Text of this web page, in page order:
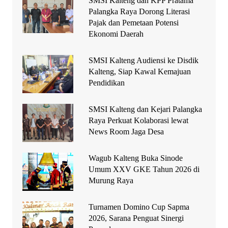
Palangka Raya Dorong Literasi
Pajak dan Pemetaan Potensi
Ekonomi Daerah
SMSI Kalteng Audiensi ke Disdik
Kalteng, Siap Kawal Kemajuan
Pendidikan
SMSI Kalteng dan Kejari Palangka
Raya Perkuat Kolaborasi lewat
News Room Jaga Desa
Wagub Kalteng Buka Sinode
Umum XXV GKE Tahun 2026 di
Murung Raya
Turnamen Domino Cup Sapma
2026, Sarana Penguat Sinergi